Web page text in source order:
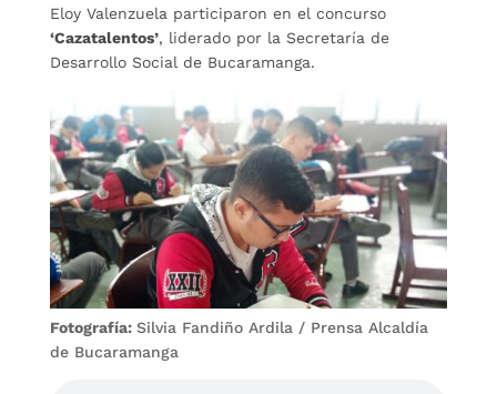
Eloy Valenzuela participaron en el concurso
‘Cazatalentos’, liderado por la Secretaría de
Desarrollo Social de Bucaramanga.
Fotografía: Silvia Fandiño Ardila / Prensa Alcaldía
de Bucaramanga